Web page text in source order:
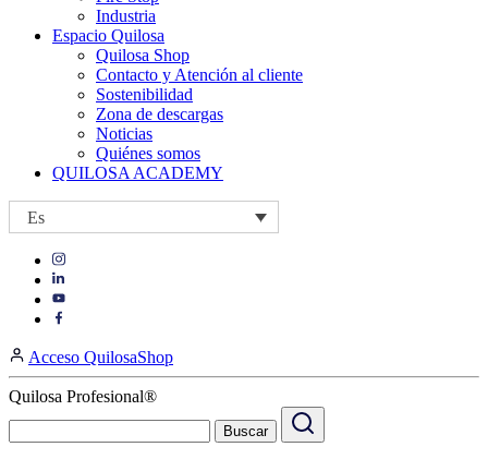
Industria
Espacio Quilosa
Quilosa Shop
Contacto y Atención al cliente
Sostenibilidad
Zona de descargas
Noticias
Quiénes somos
QUILOSA ACADEMY
Es
Visit
https://www.instagram.com/quilosa_selena/
Visit
our
Visit
page
https://www.facebook.com/QuilosaSelenaIberia/
page
Acceso QuilosaShop
Quilosa Profesional®